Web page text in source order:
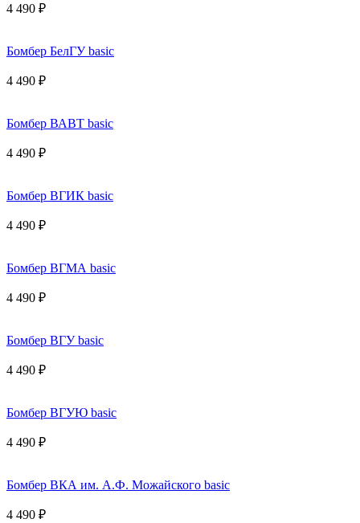
4 490 ₽
Бомбер БелГУ basic
4 490 ₽
Бомбер ВАВТ basic
4 490 ₽
Бомбер ВГИК basic
4 490 ₽
Бомбер ВГМА basic
4 490 ₽
Бомбер ВГУ basic
4 490 ₽
Бомбер ВГУЮ basic
4 490 ₽
Бомбер ВКА им. А.Ф. Можайского basic
4 490 ₽